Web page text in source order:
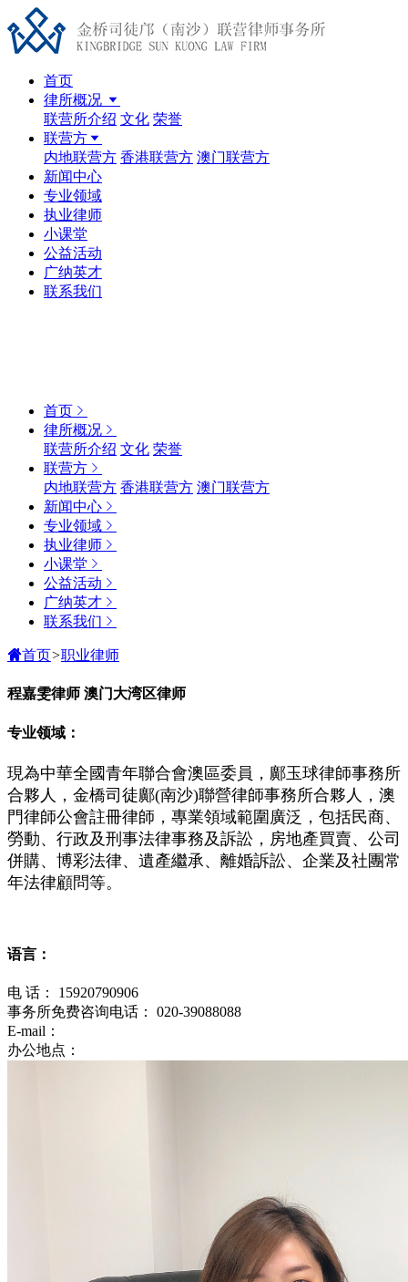
首页
律所概况
联营所介绍 文化 荣誉
联营方
内地联营方 香港联营方 澳门联营方
新闻中心
专业领域
执业律师
小课堂
公益活动
广纳英才
联系我们
首页
律所概况
联营所介绍 文化 荣誉
联营方
内地联营方 香港联营方 澳门联营方
新闻中心
专业领域
执业律师
小课堂
公益活动
广纳英才
联系我们
首页>职业律师
程嘉雯律师 澳门大湾区律师
专业领域：
現為中華全國青年聯合會澳區委員，鄺玉球律師事務所
合夥人，金橋司徒鄺(南沙)聯營律師事務所合夥人，澳
門律師公會註冊律師，專業領域範圍廣泛，包括民商、
勞動、行政及刑事法律事務及訴訟，房地產買賣、公司
併購、博彩法律、遺產繼承、離婚訴訟、企業及社團常
年法律顧問等。
语言：
电 话：
15920790906
事务所免费咨询电话：
020-39088088
E-mail：
办公地点：